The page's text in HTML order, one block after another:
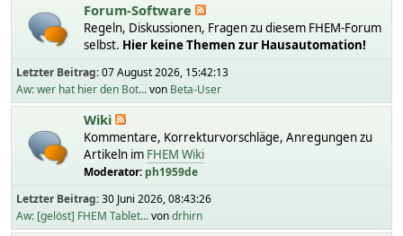
Forum-Software
Regeln, Diskussionen, Fragen zu diesem FHEM-Forum
selbst. Hier keine Themen zur Hausautomation!
Letzter Beitrag:07 August 2026, 15:42:13
Aw: wer hat hier den Bot...von Beta-User
Wiki
Kommentare, Korrekturvorschläge, Anregungen zu
Artikeln im FHEM Wiki
Moderator: ph1959de
Letzter Beitrag:30 Juni 2026, 08:43:26
Aw: [gelöst] FHEM Tablet...vondrhirn